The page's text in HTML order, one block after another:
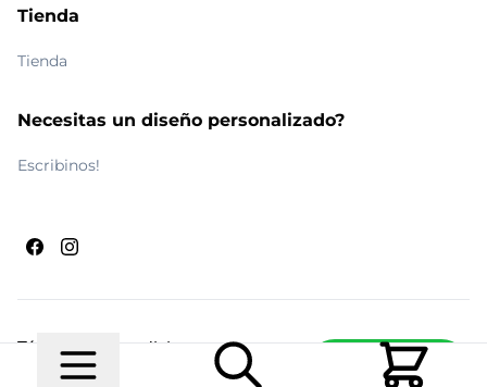
Escribinos
Tienda
Tienda
Necesitas un diseño personalizado?
Escribinos!
© 2026 Maldito RamónRealizado por Ecwid de
Términos y condiciones